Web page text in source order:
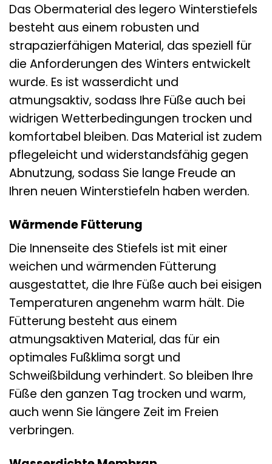
Das Obermaterial des legero Winterstiefels
besteht aus einem robusten und
strapazierfähigen Material, das speziell für
die Anforderungen des Winters entwickelt
wurde. Es ist wasserdicht und
atmungsaktiv, sodass Ihre Füße auch bei
widrigen Wetterbedingungen trocken und
komfortabel bleiben. Das Material ist zudem
pflegeleicht und widerstandsfähig gegen
Abnutzung, sodass Sie lange Freude an
Ihren neuen Winterstiefeln haben werden.
Wärmende Fütterung
Die Innenseite des Stiefels ist mit einer
weichen und wärmenden Fütterung
ausgestattet, die Ihre Füße auch bei eisigen
Temperaturen angenehm warm hält. Die
Fütterung besteht aus einem
atmungsaktiven Material, das für ein
optimales Fußklima sorgt und
Schweißbildung verhindert. So bleiben Ihre
Füße den ganzen Tag trocken und warm,
auch wenn Sie längere Zeit im Freien
verbringen.